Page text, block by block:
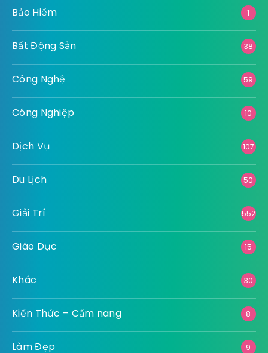
Bảo Hiểm 1
Bất Động Sản 38
Công Nghệ 59
Công Nghiệp 10
Dịch Vụ 107
Du Lịch 50
Giải Trí 552
Giáo Dục 15
Khác 30
Kiến Thức – Cẩm nang 8
Làm Đẹp 9